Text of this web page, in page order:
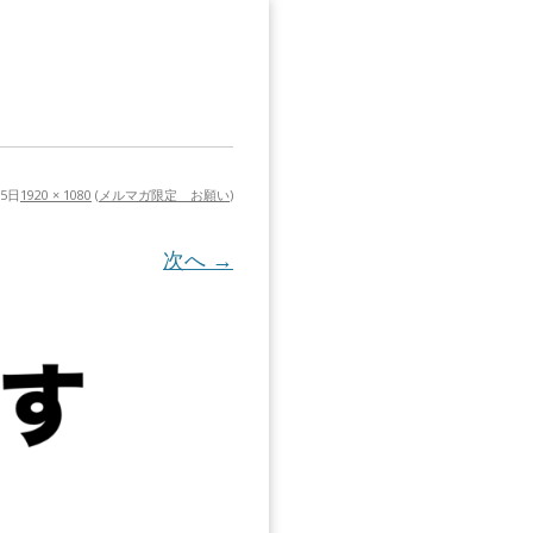
日 1920 × 1080 (メルマガ限定 お願い)
次へ →